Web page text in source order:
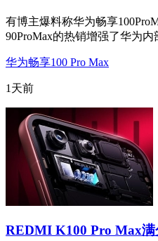
有博主爆料称华为畅享
90ProMax的热销增强了华为内
华为畅享100 Pro Max
1天前
REDMI K100 Pro Max